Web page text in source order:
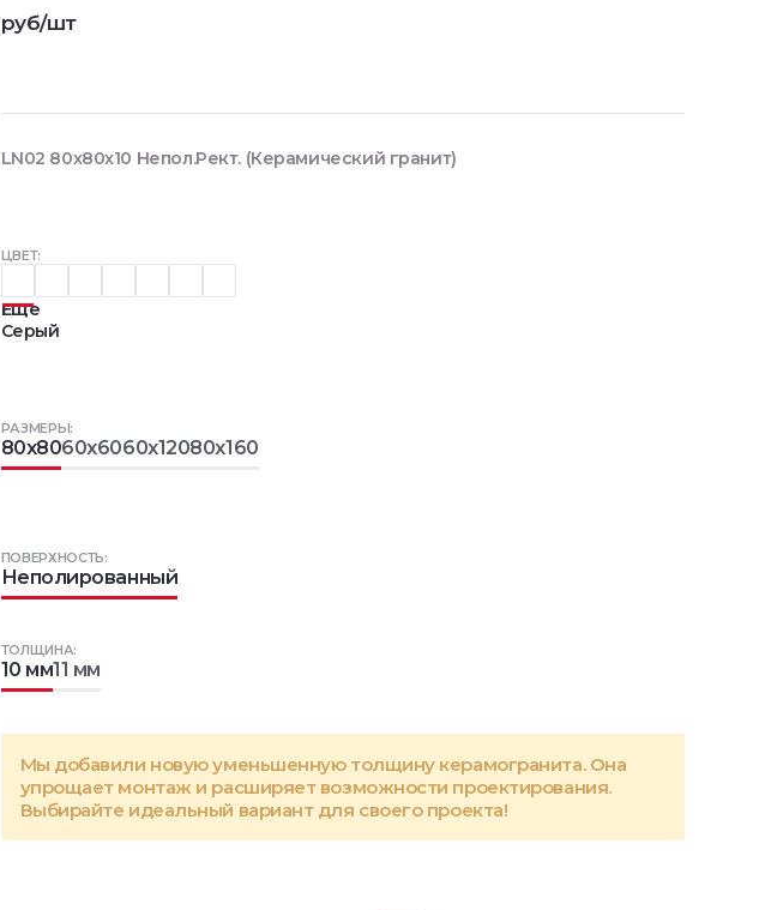
ЦВЕТ:
Еще
Серый
РАЗМЕРЫ:
80x8060x6060x12080x160
ТОЛЩИНА:
10 мм11 мм
ПОВЕРХНОСТЬ:
Неполированный
Мы добавили новую уменьшенную толщину керамогранита. Она
упрощает монтаж и расширяет возможности проектирования.
Выбирайте идеальный вариант для своего проекта!
руб/шт
LN02 80x80x10 Непол.Рект. (Керамический гранит)